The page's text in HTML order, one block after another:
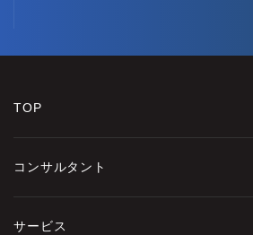
TOP
コンサルタント
サービス